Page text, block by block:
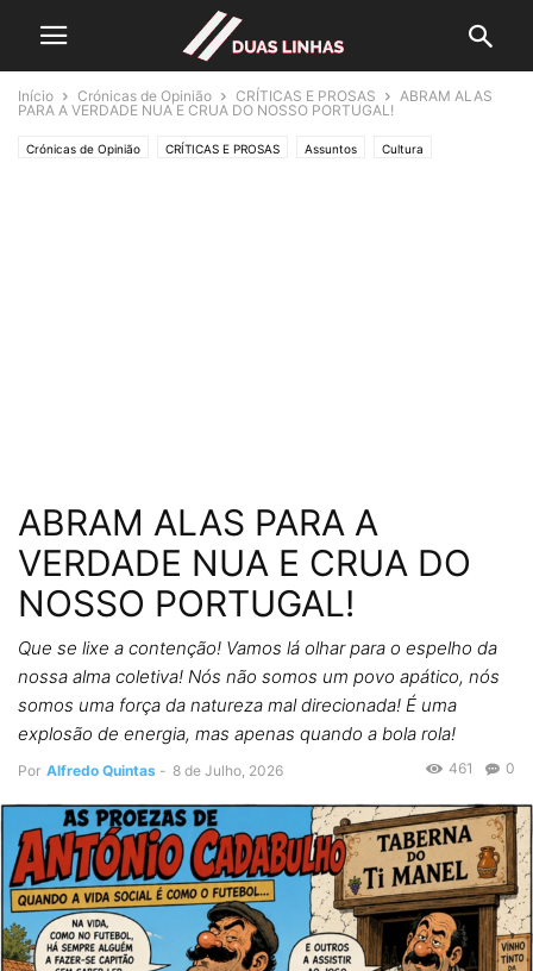
Início Crónicas de Opinião CRÍTICAS E PROSAS
ABRAM ALAS
PARA A VERDADE NUA E CRUA DO NOSSO PORTUGAL!
Crónicas de Opinião CRÍTICAS E PROSAS Assuntos Cultura
ABRAM ALAS PARA A
VERDADE NUA E CRUA DO
NOSSO PORTUGAL!
Que se lixe a contenção! Vamos lá olhar para o espelho da
nossa alma coletiva! Nós não somos um povo apático, nós
somos uma força da natureza mal direcionada! É uma
explosão de energia, mas apenas quando a bola rola!
Por Alfredo Quintas - 8 de Julho, 2026 0
461